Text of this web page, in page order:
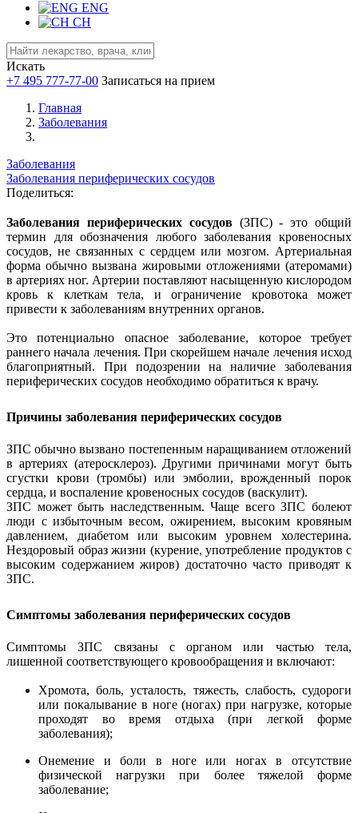
ENG
CH
Искать
+7 495 777-77-00 Записаться на прием
Главная
Заболевания
Заболевания
Заболевания периферических сосудов
Поделиться:
Заболевания периферических сосудов(ЗПС) - это общий
термин для обозначения любого заболевания кровеносных
сосудов, не связанных с сердцем или мозгом. Артериальная
форма обычно вызвана жировыми отложениями (атеромами)
в артериях ног. Артерии поставляют насыщенную кислородом
кровь к клеткам тела, и ограничение кровотока может
привести к заболеваниям внутренних органов.
Это потенциально опасное заболевание, которое требует
раннего начала лечения. При скорейшем начале лечения исход
благоприятный. При подозрении на наличие заболевания
периферических сосудов необходимо обратиться к врачу.
Причины заболевания периферических сосудов
ЗПС обычно вызвано постепенным наращиванием отложений
в артериях (атеросклероз). Другими причинами могут быть
сгустки крови (тромбы) или эмболии, врожденный порок
сердца, и воспаление кровеносных сосудов (васкулит).
ЗПС может быть наследственным. Чаще всего ЗПС болеют
люди с избыточным весом, ожирением, высоким кровяным
давлением, диабетом или высоким уровнем холестерина.
Нездоровый образ жизни (курение, употребление продуктов с
высоким содержанием жиров) достаточно часто приводят к
ЗПС.
Симптомы заболевания периферических сосудов
Симптомы ЗПС связаны с органом или частью тела,
лишенной соответствующего кровообращения и включают:
Хромота, боль, усталость, тяжесть, слабость, судороги
или покалывание в ноге (ногах) при нагрузке, которые
проходят во время отдыха (при легкой форме
заболевания);
Онемение и боли в ноге или ногах в отсутствие
физической нагрузки при более тяжелой форме
заболевание;